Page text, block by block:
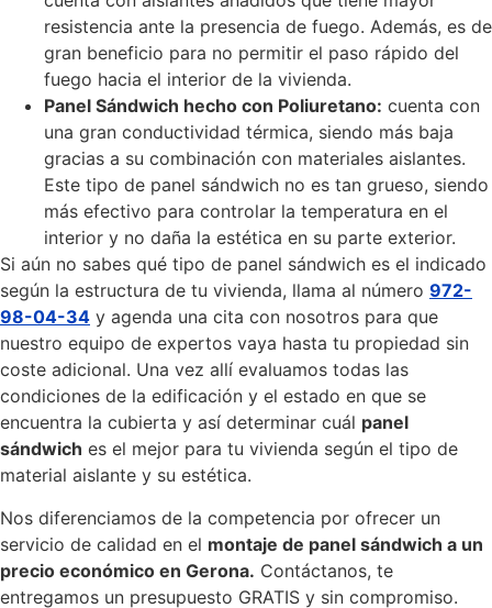
resistencia ante la presencia de fuego. Además, es de
gran beneficio para no permitir el paso rápido del
fuego hacia el interior de la vivienda.
Panel Sándwich hecho con Poliuretano: cuenta con
una gran conductividad térmica, siendo más baja
gracias a su combinación con materiales aislantes.
Este tipo de panel sándwich no es tan grueso, siendo
más efectivo para controlar la temperatura en el
interior y no daña la estética en su parte exterior.
Si aún no sabes qué tipo de panel sándwich es el indicado
según la estructura de tu vivienda, llama al número 972-
98-04-34 y agenda una cita con nosotros para que
nuestro equipo de expertos vaya hasta tu propiedad sin
coste adicional. Una vez allí evaluamos todas las
condiciones de la edificación y el estado en que se
encuentra la cubierta y así determinar cuál panel
sándwich es el mejor para tu vivienda según el tipo de
material aislante y su estética.
Nos diferenciamos de la competencia por ofrecer un
servicio de calidad en el montaje de panel sándwich a un
precio económico en Gerona. Contáctanos, te
entregamos un presupuesto GRATIS y sin compromiso.